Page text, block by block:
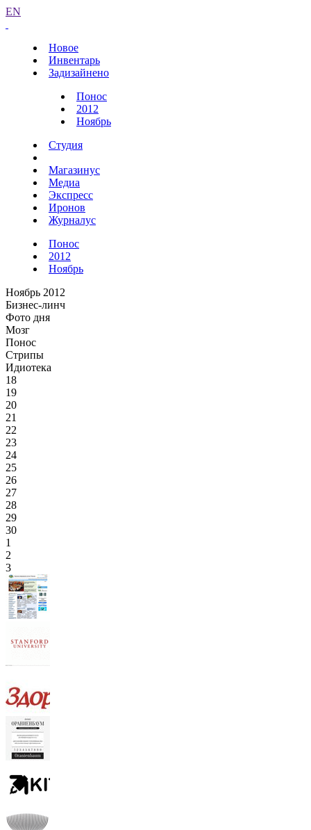
EN
Новое
Инвентарь
Задизайнено
Понос
2012
Ноябрь
Студия
Магазинус
Медиа
Экспресс
Иронов
Журналус
Понос
2012
Ноябрь
Ноябрь 2012
Бизнес-линч
Фото дня
Мозг
Понос
Стрипы
Идиотека
18
19
20
21
22
23
24
25
26
27
28
29
30
1
2
3